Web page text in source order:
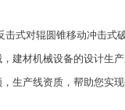
击式对辊圆锥移动冲击式
建材机械设备的设计生
生产线资质，帮助您实现